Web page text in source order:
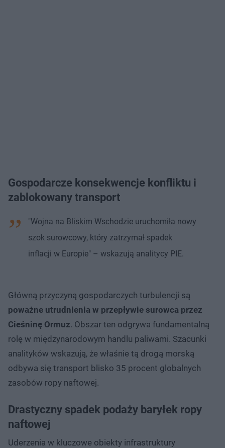
Gospodarcze konsekwencje konfliktu i
zablokowany transport
"Wojna na Bliskim Wschodzie uruchomiła nowy
szok surowcowy, który zatrzymał spadek
inflacji w Europie" – wskazują analitycy PIE.
Główną przyczyną gospodarczych turbulencji są
poważne utrudnienia w przepływie surowca przez
Cieśninę Ormuz. Obszar ten odgrywa fundamentalną
rolę w międzynarodowym handlu paliwami. Szacunki
analityków wskazują, że właśnie tą drogą morską
odbywa się transport blisko 35 procent globalnych
zasobów ropy naftowej.
Drastyczny spadek podaży baryłek ropy
naftowej
Uderzenia w kluczowe obiekty infrastruktury